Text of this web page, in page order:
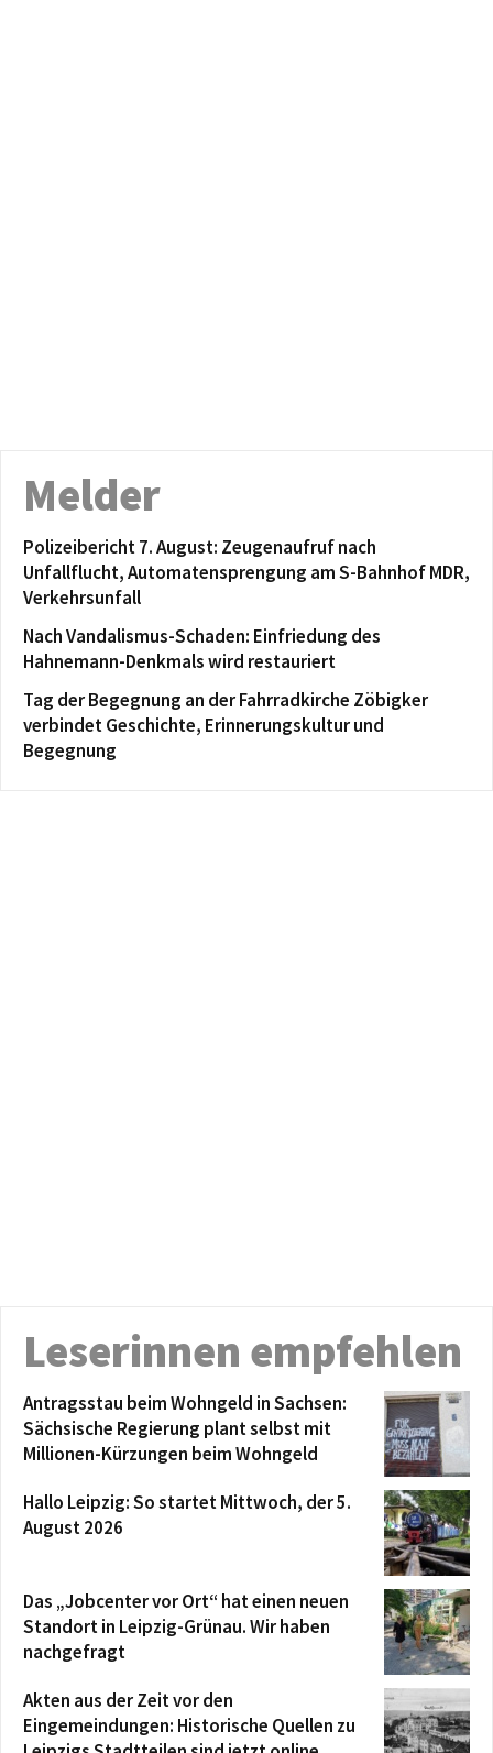
Melder
Polizeibericht 7. August: Zeugenaufruf nach
Unfallflucht, Automatensprengung am S-Bahnhof MDR,
Verkehrsunfall
Nach Vandalismus-Schaden: Einfriedung des
Hahnemann-Denkmals wird restauriert
Tag der Begegnung an der Fahrradkirche Zöbigker
verbindet Geschichte, Erinnerungskultur und
Begegnung
Leserinnen empfehlen
Antragsstau beim Wohngeld in Sachsen:
Sächsische Regierung plant selbst mit
Millionen-Kürzungen beim Wohngeld
Hallo Leipzig: So startet Mittwoch, der 5.
August 2026
Das „Jobcenter vor Ort“ hat einen neuen
Standort in Leipzig-Grünau. Wir haben
nachgefragt
Akten aus der Zeit vor den
Eingemeindungen: Historische Quellen zu